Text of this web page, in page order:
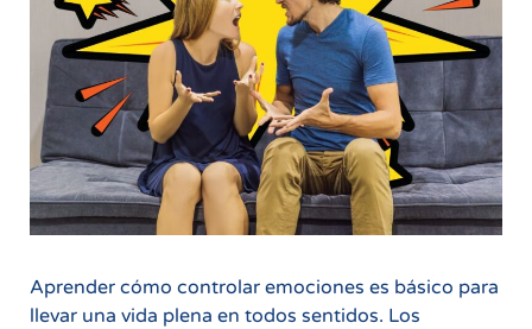
Aprender cómo controlar emociones es básico para
llevar una vida plena en todos sentidos. Los